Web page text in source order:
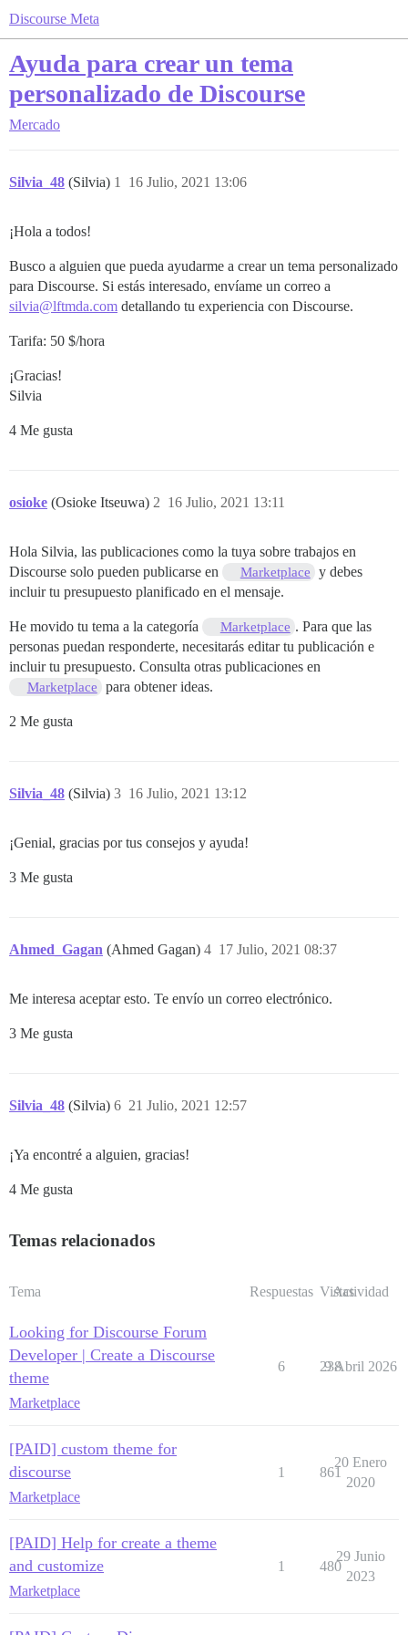
Discourse Meta
Ayuda para crear un tema
personalizado de Discourse
Mercado
Silvia_48 (Silvia) 16 Julio, 2021 13:06
1
¡Hola a todos!
Busco a alguien que pueda ayudarme a crear un tema personalizado
para Discourse. Si estás interesado, envíame un correo a
silvia@lftmda.com detallando tu experiencia con Discourse.
Tarifa: 50 $/hora
¡Gracias!
Silvia
4 Me gusta
osioke (Osioke Itseuwa) 16 Julio, 2021 13:11
2
Hola Silvia, las publicaciones como la tuya sobre trabajos en
Discourse solo pueden publicarse en
Marketplace
y debes
incluir tu presupuesto planificado en el mensaje.
He movido tu tema a la categoría Marketplace . Para que las
personas puedan responderte, necesitarás editar tu publicación e
incluir tu presupuesto. Consulta otras publicaciones en
Marketplace para obtener ideas.
2 Me gusta
Silvia_48 (Silvia) 16 Julio, 2021 13:12
3
¡Genial, gracias por tus consejos y ayuda!
3 Me gusta
Ahmed_Gagan (Ahmed Gagan) 17 Julio, 2021 08:37
4
Me interesa aceptar esto. Te envío un correo electrónico.
3 Me gusta
Silvia_48 (Silvia) 21 Julio, 2021 12:57
6
¡Ya encontré a alguien, gracias!
4 Me gusta
Temas relacionados
Tema Respuestas Vistas
Actividad
Looking for Discourse Forum
Developer | Create a Discourse
theme
Marketplace
6 238
9 Abril 2026
[PAID] custom theme for
discourse
Marketplace
1 861
20 Enero
2020
[PAID] Help for create a theme
and customize
Marketplace
1 480
29 Junio
2023